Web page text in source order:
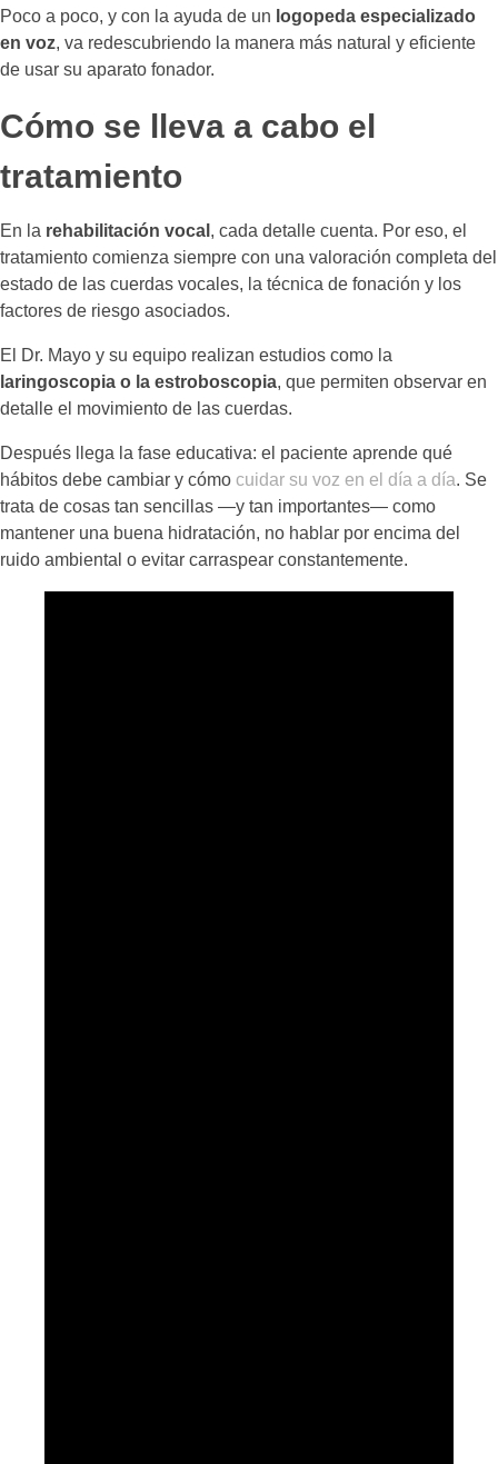
Poco a poco, y con la ayuda de un logopeda especializado
en voz, va redescubriendo la manera más natural y eficiente
de usar su aparato fonador.
Cómo se lleva a cabo el
tratamiento
En la rehabilitación vocal , cada detalle cuenta. Por eso, el
tratamiento comienza siempre con una valoración completa del
estado de las cuerdas vocales, la técnica de fonación y los
factores de riesgo asociados.
El Dr. Mayo y su equipo realizan estudios como la
laringoscopia o la estroboscopia, que permiten observar en
detalle el movimiento de las cuerdas.
Después llega la fase educativa: el paciente aprende qué
hábitos debe cambiar y cómo cuidar su voz en el día a día. Se
trata de cosas tan sencillas —y tan importantes— como
mantener una buena hidratación, no hablar por encima del
ruido ambiental o evitar carraspear constantemente.